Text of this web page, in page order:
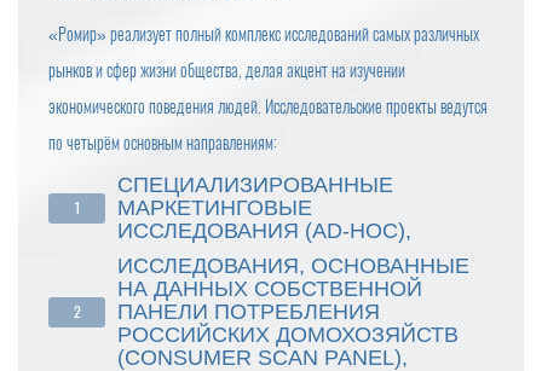
«Ромир» реализует полный комплекс исследований самых различных
рынков и сфер жизни общества, делая акцент на изучении
экономического поведения людей. Исследовательские проекты ведутся
по четырём основным направлениям:
СПЕЦИАЛИЗИРОВАННЫЕ
МАРКЕТИНГОВЫЕ
ИССЛЕДОВАНИЯ (AD-HOC),
ИССЛЕДОВАНИЯ, ОСНОВАННЫЕ
НА ДАННЫХ СОБСТВЕННОЙ
ПАНЕЛИ ПОТРЕБЛЕНИЯ
РОССИЙСКИХ ДОМОХОЗЯЙСТВ
(CONSUMER SCAN PANEL),